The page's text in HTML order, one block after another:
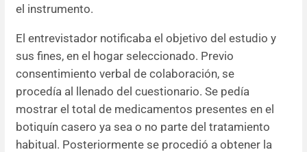
el instrumento.
El entrevistador notificaba el objetivo del estudio y
sus fines, en el hogar seleccionado. Previo
consentimiento verbal de colaboración, se
procedía al llenado del cuestionario. Se pedía
mostrar el total de medicamentos presentes en el
botiquín casero ya sea o no parte del tratamiento
habitual. Posteriormente se procedió a obtener la